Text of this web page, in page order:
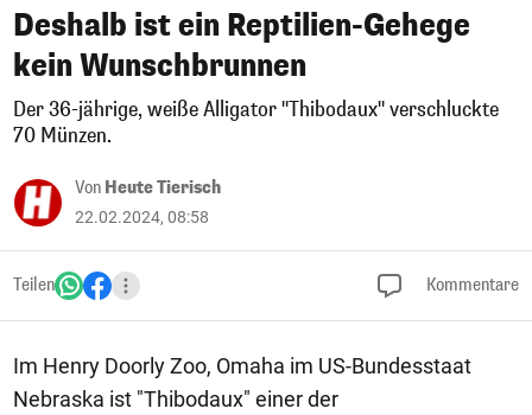
Deshalb ist ein Reptilien-Gehege
kein Wunschbrunnen
Der 36-jährige, weiße Alligator "Thibodaux" verschluckte
70 Münzen.
Von Heute Tierisch
22.02.2024, 08:58
Teilen Kommentare
Im Henry Doorly Zoo, Omaha im US-Bundesstaat
Nebraska ist "Thibodaux" einer der